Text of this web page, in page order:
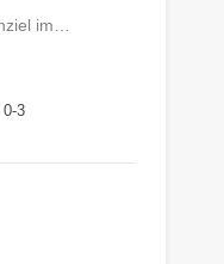
im…
0-3